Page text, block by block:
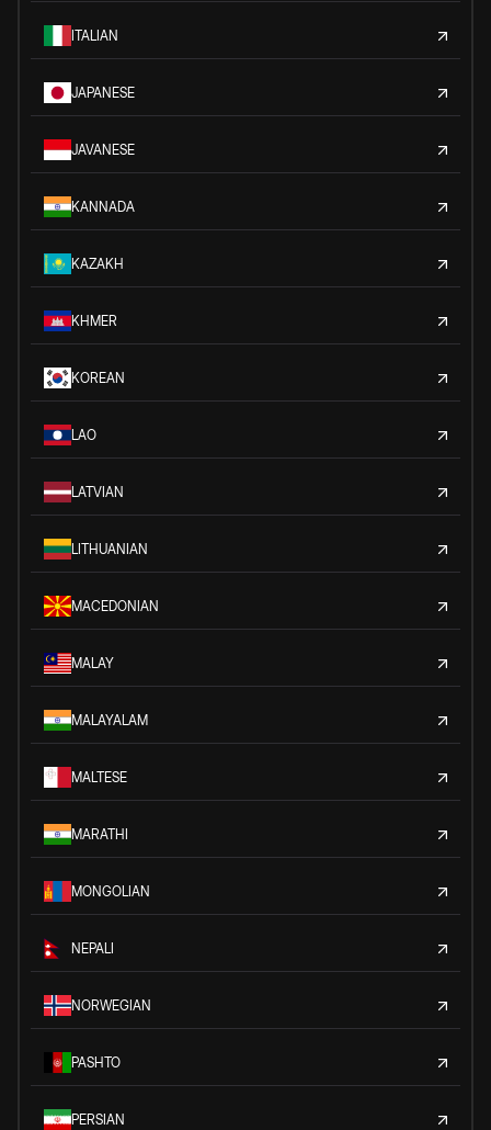
ITALIAN
JAPANESE
JAVANESE
KANNADA
KAZAKH
KHMER
KOREAN
LAO
LATVIAN
LITHUANIAN
MACEDONIAN
MALAY
MALAYALAM
MALTESE
MARATHI
MONGOLIAN
NEPALI
NORWEGIAN
PASHTO
PERSIAN